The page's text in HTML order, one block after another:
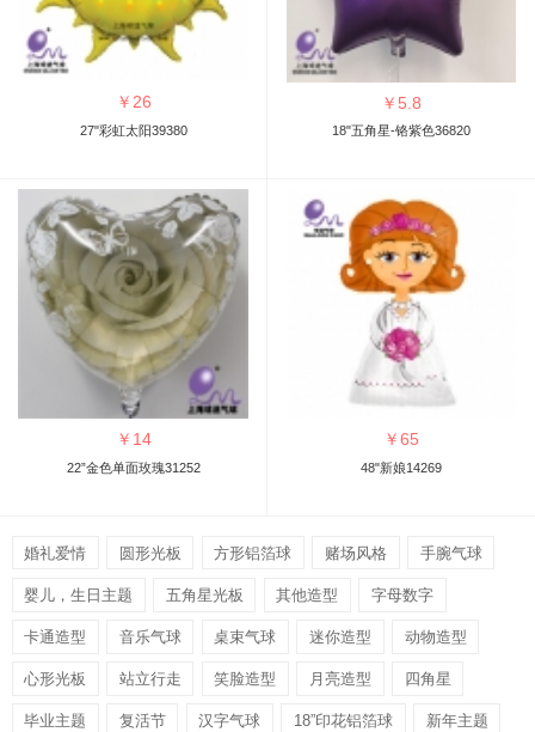
￥ 26
27"彩虹太阳39380
￥ 5.8
18"五角星-铬紫色36820
￥ 14
22”金色单面玫瑰31252
￥65
48"新娘14269
婚礼爱情 圆形光板 方形铝箔球 赌场风格 手腕气球
婴儿，生日主题 五角星光板 其他造型 字母数字
卡通造型 音乐气球 桌束气球 迷你造型 动物造型
心形光板 站立行走 笑脸造型 月亮造型 四角星
毕业主题 复活节 汉字气球 18”印花铝箔球 新年主题